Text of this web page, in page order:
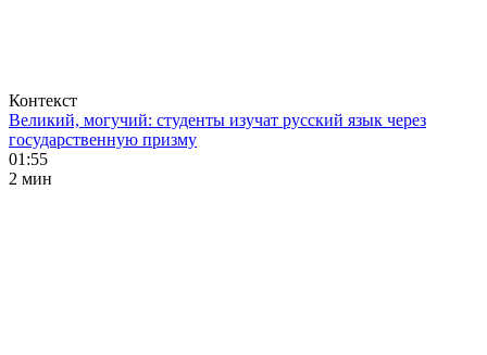
Контекст
Великий, могучий: студенты изучат русский язык через
государственную призму
01:55
2 мин